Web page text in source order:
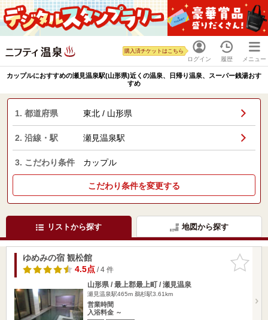
ログイン
購入済チケットはこちら
履歴 メニュー
カップルにおすすめの瀬見温泉駅(山形県)近くの温泉、日帰り温泉、スーパー銭湯おす
すめ
1. 都道府県 東北 / 山形県
2. 沿線・駅 瀬見温泉駅
3. こだわり条件 カップル
こだわり条件を変更する
リストから探す 地図から探す
お気に入
りに追加
ゆめみの宿 観松館
4.5点/ 4 件
山形県 / 最上郡最上町 / 瀬見温泉
瀬見温泉駅465m 鵜杉駅3.61km
営業時間
入浴料金 ～